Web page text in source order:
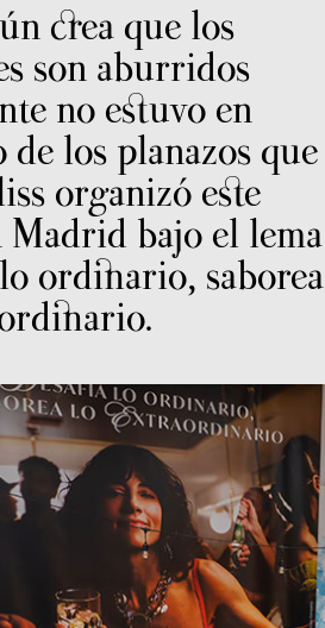
crea que los
son aburridos
no estuvo en
los planazos que
organizó este
bajo el lema
ordinario, saborea